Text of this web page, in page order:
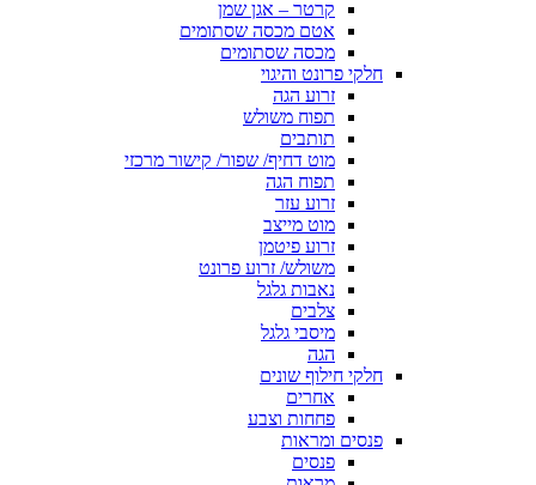
קרטר – אגן שמן
אטם מכסה שסתומים
מכסה שסתומים
חלקי פרונט והיגוי
זרוע הגה
תפוח משולש
תותבים
מוט דחיף/ שפור/ קישור מרכזי
תפוח הגה
זרוע עזר
מוט מייצב
זרוע פיטמן
משולש/ זרוע פרונט
נאבות גלגל
צלבים
מיסבי גלגל
הגה
חלקי חילוף שונים
אחרים
פחחות וצבע
פנסים ומראות
פנסים